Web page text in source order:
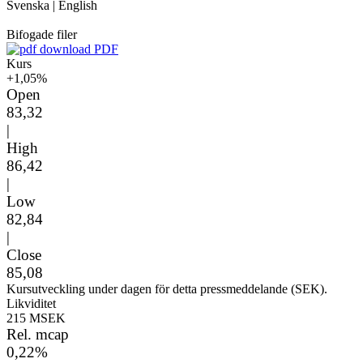
Svenska | English
Bifogade filer
PDF
Kurs
+1,05%
Open
83,32
|
High
86,42
|
Low
82,84
|
Close
85,08
Kursutveckling under dagen för detta pressmeddelande (SEK).
Likviditet
215 MSEK
Rel. mcap
0,22%